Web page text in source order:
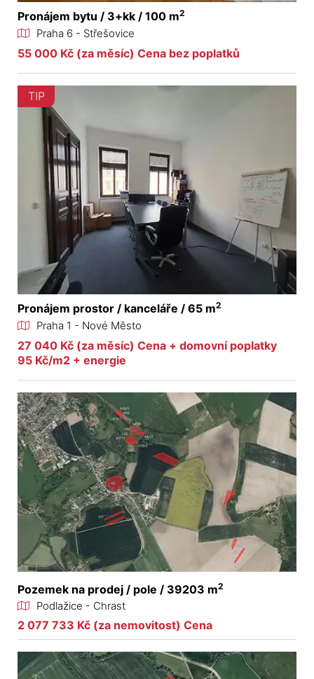
Pronájem bytu / 3+kk / 100 m2
Praha 6 - Střešovice
55 000 Kč (za měsíc) Cena bez poplatků
TIP
Pronájem prostor / kanceláře / 65 m2
Praha 1 - Nové Město
27 040 Kč (za měsíc) Cena + domovní poplatky
95 Kč/m2 + energie
Pozemek na prodej / pole / 39203 m2
Podlažice - Chrast
2 077 733 Kč (za nemovitost) Cena